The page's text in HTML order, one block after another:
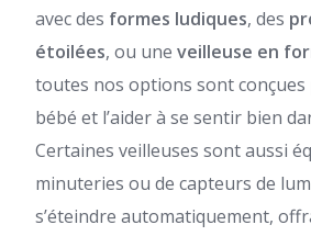
avec des formes ludiques, des
étoilées, ou une veilleuse en
toutes nos options sont
bébé et l’aider à se sentir bien
Certaines veilleuses sont aussi
minuteries ou de capteurs de
s’éteindre automatiquement,